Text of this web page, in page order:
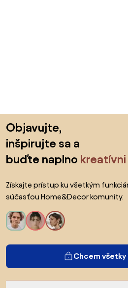
Objavujte,
inšpirujte sa a
buďte naplno kreatívni
Získajte prístup ku všetkým
súčasťou Home&Decor komunity.
Chcem všetky